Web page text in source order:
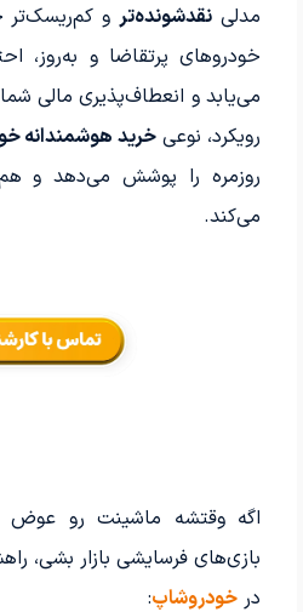
مدلی نقدشونده‌تر و کم‌ریسک‌تر
خودروهای پرتقاضا و
می‌یابد و انعطاف‌پذیری مالی
رویکرد، نوعیخرید هوشمندانه
روزمره را پوشش می‌دهد و
می‌کند.
اگه وقتشه ماشینت رو عوض
بازی‌های فرسایشی بازار بشی،
در خودروشاپ: